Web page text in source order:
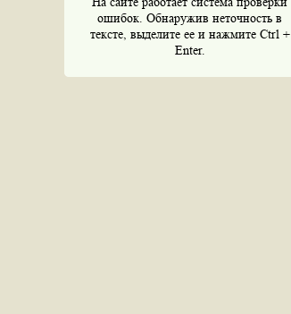
ошибок. Обнаружив неточность в
тексте, выделите ее и нажмите Ctrl +
Enter.